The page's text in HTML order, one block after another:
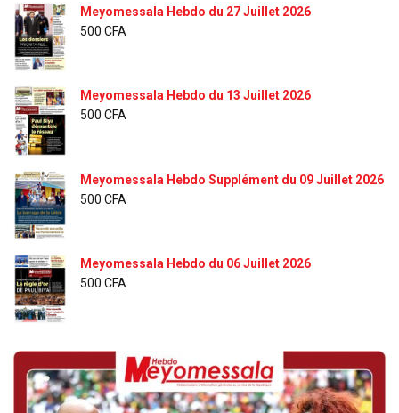
Meyomessala Hebdo du 27 Juillet 2026
500 CFA
Meyomessala Hebdo du 13 Juillet 2026
500 CFA
Meyomessala Hebdo Supplément du 09 Juillet 2026
500 CFA
Meyomessala Hebdo du 06 Juillet 2026
500 CFA